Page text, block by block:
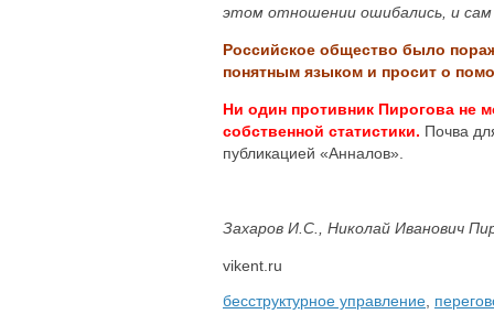
этом отношении ошибались, и
Российское общество было
понятным языком и просит о
Ни один противник Пирогова не
собственной статистики. Почва
публикацией «Анналов».
Захаров И.С., Николай Иванович
vikent.ru
бесструктурное управление